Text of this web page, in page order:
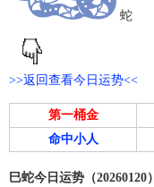
蛇
>>返回查看今日运势<<
第一桶金
命中小人
巳蛇今日运势（20260120）